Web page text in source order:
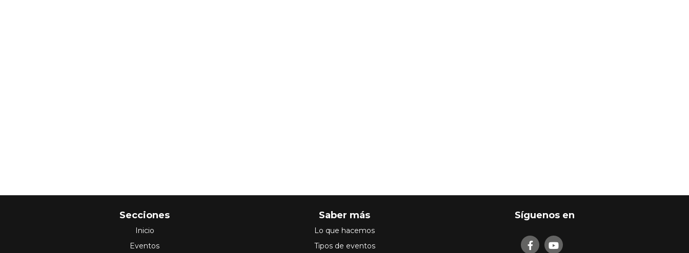
Secciones
Inicio
Eventos
Saber más
Lo que hacemos
Tipos de eventos
Síguenos en